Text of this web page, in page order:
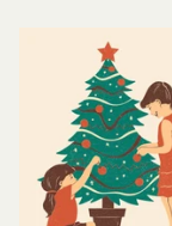
当社は、当
お客様の保
と判断する
示すること
売却または
組織再編、
人のい
佐人又は
会員登録
合
過去に当
係者であ
反社会的